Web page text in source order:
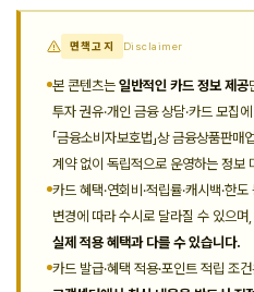
면책고지 Disclaimer
본 콘텐츠는 일반적인 카드 정보 제공
투자 권유·개인 금융 상담·카드 모집
「금융소비자보호법」상 금융상품판
계약 없이 독립적으로 운영하는 정보
카드 혜택·연회비·적립률·캐시백·한
변경에 따라 수시로 달라질 수 있으며,
실제 적용 혜택과 다를 수 있습니다.
카드 발급·혜택 적용·포인트 적립 조